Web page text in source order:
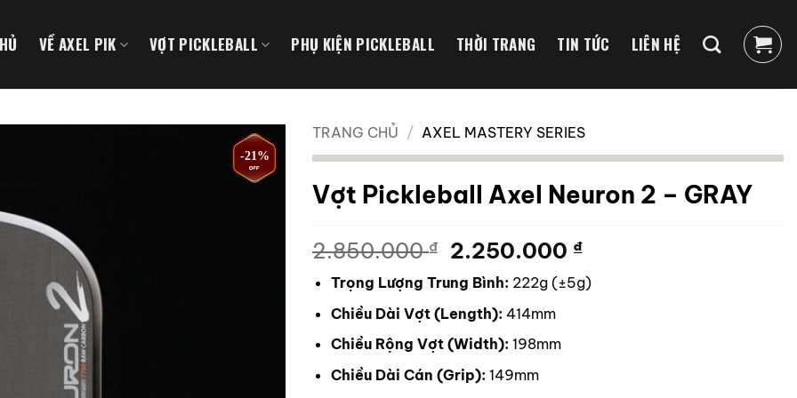
VỀ AXEL PIK VỢT PICKLEBALL PHỤ KIỆN PICKLEBALL THỜI TRANG TIN TỨC LIÊN HỆ
-21%
TRANG CHỦ / AXEL MASTERY SERIES
Vợt Pickleball Axel Neuron 2 – GRAY
2.850.000₫
Giá
gốc
là:
2.850.000 ₫.
2.250.000 ₫Giá
hiện
tại
Trọng Lượng Trung Bình: 222g (±5g)
Chiều Dài Vợt (Length): 414mm
Chiều Rộng Vợt (Width): 198mm
Chiều Dài Cán (Grip): 149mm